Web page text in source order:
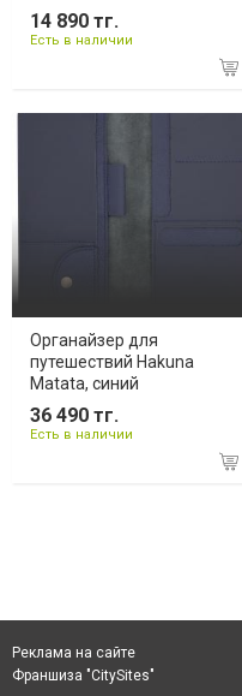
14 890 тг.
Есть в наличии
Органайзер для
путешествий Hakuna
Matata, синий
36 490 тг.
Есть в наличии
Реклама на сайте
Франшиза "CitySites"